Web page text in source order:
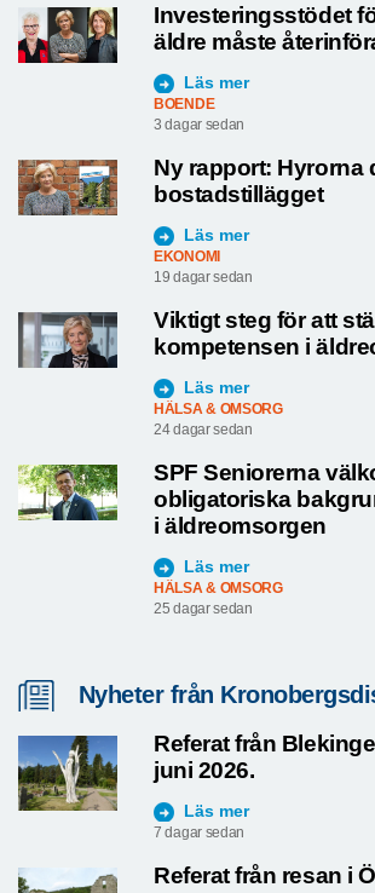
Investeringsstödet
äldre måste
Läs mer
BOENDE
3 dagar sedan
Ny rapport: Hyrorna
bostadstillägget
Läs mer
EKONOMI
19 dagar sedan
Viktigt steg för att
kompetensen i
Läs mer
HÄLSA & OMSORG
24 dagar sedan
SPF Seniorerna
obligatoriska
i äldreomsorgen
Läs mer
HÄLSA & OMSORG
25 dagar sedan
Nyheter från
Referat från
juni 2026.
Läs mer
7 dagar sedan
Referat från resan i